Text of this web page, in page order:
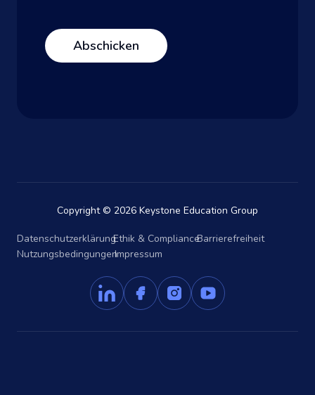
Copyright © 2026 Keystone Education Group
DatenschutzerklärungEthik & ComplianceBarrierefreiheit
NutzungsbedingungenImpressum